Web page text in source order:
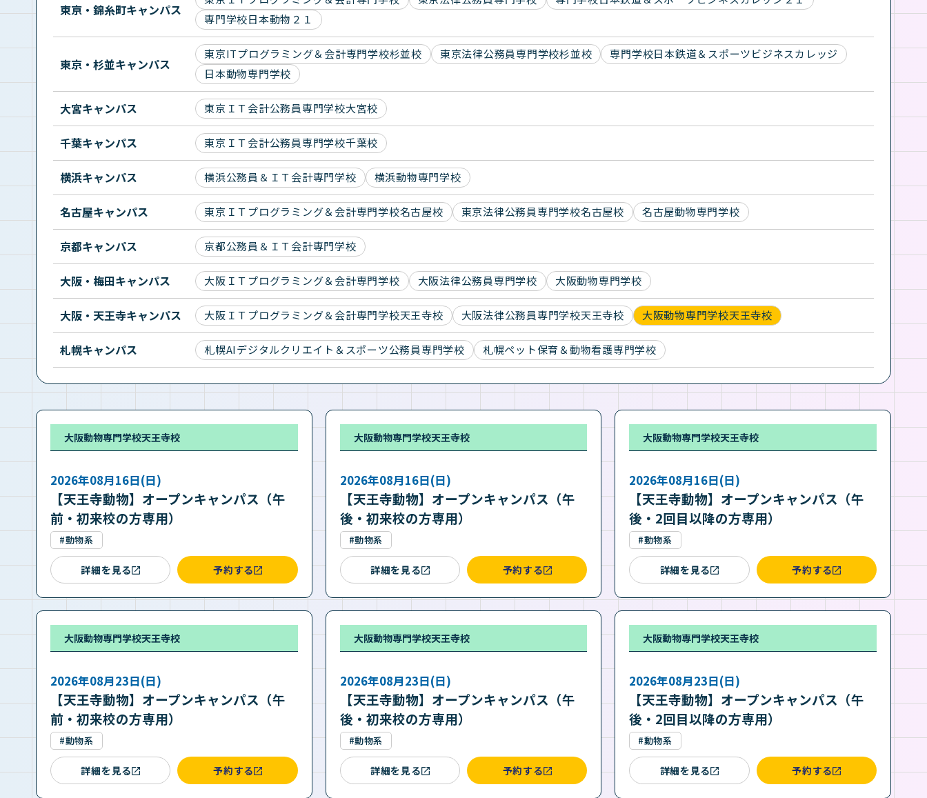
東京・錦糸町キャンパス
専門学校日本動物２１
東京・杉並キャンパス
東京ITプログラミング＆会計専門学校杉並校 東京法律公務員専門学校杉並校
専門学校日本鉄道＆スポーツビジネスカレッジ
日本動物専門学校
大宮キャンパス 東京ＩＴ会計公務員専門学校大宮校
千葉キャンパス 東京ＩＴ会計公務員専門学校千葉校
横浜キャンパス 横浜公務員＆ＩＴ会計専門学校 横浜動物専門学校
名古屋キャンパス 東京ＩＴプログラミング＆会計専門学校名古屋校 東京法律公務員専門学校名古屋校 名古屋動物専門学校
京都キャンパス 京都公務員＆ＩＴ会計専門学校
大阪・梅田キャンパス 大阪ＩＴプログラミング＆会計専門学校 大阪法律公務員専門学校 大阪動物専門学校
大阪・天王寺キャンパス 大阪ＩＴプログラミング＆会計専門学校天王寺校 大阪法律公務員専門学校天王寺校 大阪動物専門学校天王寺校
札幌キャンパス 札幌AIデジタルクリエイト＆スポーツ公務員専門学校 札幌ペット保育＆動物看護専門学校
大阪動物専門学校天王寺校
2026年08月16日(日)
【天王寺動物】オープンキャンパス（午
前・初来校の方専用）
#動物系
詳細を見る 予約する
大阪動物専門学校天王寺校
2026年08月16日(日)
【天王寺動物】オープンキャンパス（午
後・初来校の方専用）
#動物系
詳細を見る 予約する
大阪動物専門学校天王寺校
2026年08月16日(日)
【天王寺動物】オープンキャンパス（午
後・2回目以降の方専用）
#動物系
詳細を見る 予約する
大阪動物専門学校天王寺校
2026年08月23日(日)
【天王寺動物】オープンキャンパス（午
前・初来校の方専用）
#動物系
詳細を見る 予約する
大阪動物専門学校天王寺校
2026年08月23日(日)
【天王寺動物】オープンキャンパス（午
後・初来校の方専用）
#動物系
詳細を見る 予約する
大阪動物専門学校天王寺校
2026年08月23日(日)
【天王寺動物】オープンキャンパス（午
後・2回目以降の方専用）
#動物系
詳細を見る 予約する